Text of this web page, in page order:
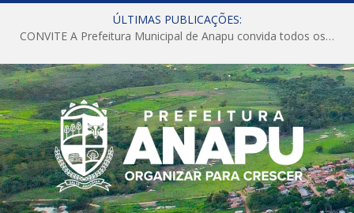
ÚLTIMAS PUBLICAÇÕES:
CONVITE A Prefeitura Municipal de Anapu convida todos os servidores públicos municipais para participarem da Audiência Pública de discussão da Lei de Diretrizes Orçamentárias (LDO), importante instrumento de planejamento das ações e investimentos da Administração Pública para o próximo exercício financeiro.